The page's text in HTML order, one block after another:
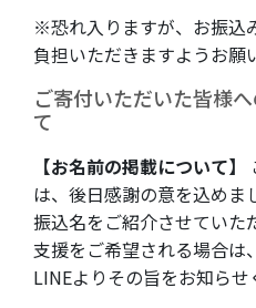
※恐れ入りますが、お振込
負担いただきますようお願
ご寄付いただいた皆様
て
【お名前の掲載について】
は、後日感謝の意を込めま
振込名をご紹介させてい
支援をご希望される場合は
LINEよりその旨をお知らせ